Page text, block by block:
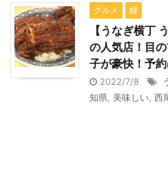
グルメ 鰻
【うなぎ横丁
の人気店！目
子が豪快！予
2022/7/8
知県
美味しい 西